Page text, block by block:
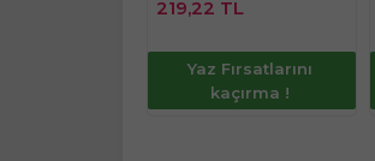
219,22 TL
Yaz Fırsatlarını
kaçırma !